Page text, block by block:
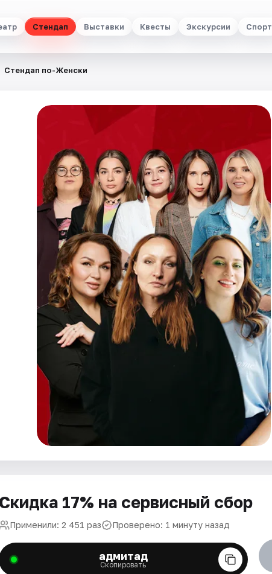
Стендап Выставки Квесты Экскурсии Спорт
Стендап по-Женски
Скидка 17% на сервисный сбор
Применили: 2 451 раз Проверено: 1 минуту назад
адмитад
Скопировать